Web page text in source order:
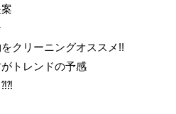
クリーニングオススメ!!
トレンドの予感